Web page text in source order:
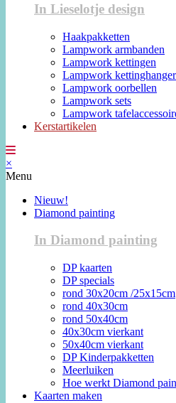
In Lieselotje design
Haakpakketten
Lampwork armbanden
Lampwork kettingen
Lampwork
Lampwork oorbellen
Lampwork sets
Lampwork
Kerstartikelen
×
Menu
Nieuw!
Diamond painting
In Diamond painting
DP kaarten
DP specials
rond 30x20cm /25x15cm
rond 40x30cm
rond 50x40cm
40x30cm vierkant
50x40cm vierkant
DP Kinderpakketten
Meerluiken
Hoe werkt Diamond
Kaarten maken